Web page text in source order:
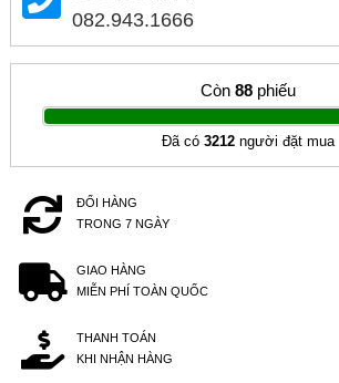
082.943.1666
Còn 88phiếu
|
Đã có 3212người đặt mua
ĐỔI HÀNG
TRONG 7 NGÀY
GIAO HÀNG
MIỄN PHÍ TOÀN QUỐC
THANH TOÁN
KHI NHẬN HÀNG